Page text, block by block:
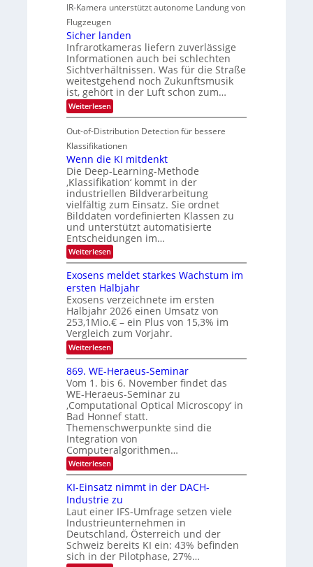
M
e
m
s
u
n
d
M
a
n
t
i
S
p
e
c
t
r
a
l
i
c
h
k
e
i
t
e
n
d
e
r
i
n
V
I
S
I
O
N
T
e
c
h
T
a
l
k
s
u
i
d
e
d
T
o
u
r
e
u
f
d
e
r
V
I
S
I
O
N
2
0
2
6
IR-Kamera unterstützt autonome Landung von
Flugzeugen
Sicher landen
Infrarotkameras liefern zuverlässige
Informationen auch bei schlechten
Sichtverhältnissen. Was für die Straße
weitestgehend noch Zukunftsmusik
ist, gehört in der Luft schon zum…
Weiterlesen:
S
c
h
r
l
a
n
d
e
n
Out-of-Distribution Detection für bessere
Klassifikationen
Wenn die KI mitdenkt
Die Deep-Learning-Methode
‚Klassifikation‘ kommt in der
industriellen Bildverarbeitung
vielfältig zum Einsatz. Sie ordnet
Bilddaten vordefinierten Klassen zu
und unterstützt automatisierte
Entscheidungen im…
Weiterlesen:
W
n
n
d
i
e
K
I
m
i
t
d
e
n
k
t
Exosens meldet starkes Wachstum im
ersten Halbjahr
Exosens verzeichnete im ersten
Halbjahr 2026 einen Umsatz von
253,1Mio.€ – ein Plus von 15,3% im
Vergleich zum Vorjahr.
Weiterlesen:
E
x
o
s
e
n
s
m
e
l
d
e
t
s
t
a
r
k
e
s
W
a
869. WE-Heraeus-Seminar
Vom 1. bis 6. November findet das
WE-Heraeus-Seminar zu
‚Computational Optical Microscopy‘ in
Bad Honnef statt.
Themenschwerpunkte sind die
Integration von
Computeralgorithmen…
Weiterlesen:
8
9
.
W
E
-
H
e
r
KI-Einsatz nimmt in der DACH-
Industrie zu
Laut einer IFS-Umfrage setzen viele
Industrieunternehmen in
Deutschland, Österreich und der
Schweiz bereits KI ein: 43% befinden
sich in der Pilotphase, 27%…